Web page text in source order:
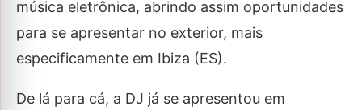
música eletrônica, abrindo assim oportunidades
para se apresentar no exterior, mais
especificamente em Ibiza (ES).
De lá para cá, a DJ já se apresentou em